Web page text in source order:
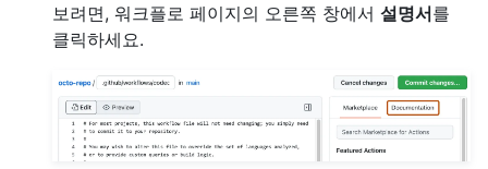
보려면, 워크플로 페이지의 오른쪽 창에서 설명서를
클릭하세요.